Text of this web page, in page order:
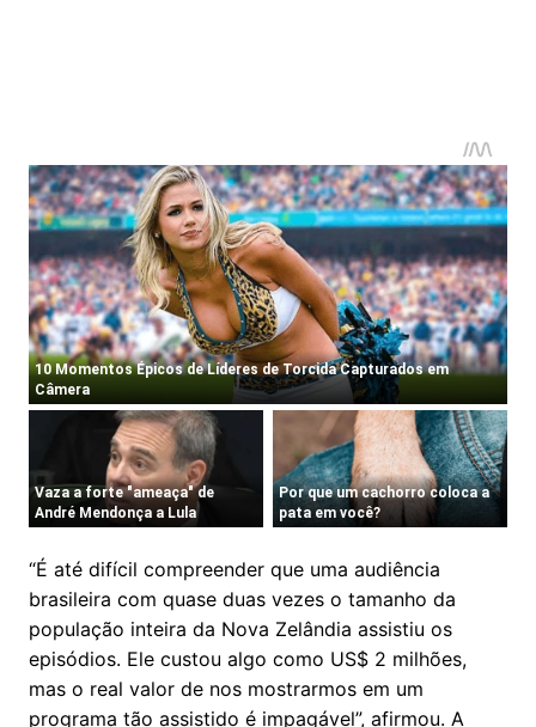
“É até difícil compreender que uma audiência
brasileira com quase duas vezes o tamanho da
população inteira da Nova Zelândia assistiu os
episódios. Ele custou algo como US$ 2 milhões,
mas o real valor de nos mostrarmos em um
programa tão assistido é impagável”, afirmou. A